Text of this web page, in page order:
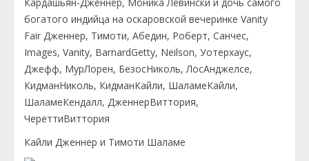
Кайли Дженнер и Тимоти Шаламе